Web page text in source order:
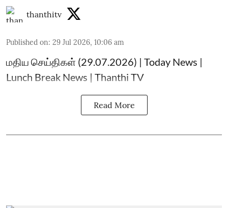
thanthitv
Published on: 29 Jul 2026, 10:06 am
மதிய செய்திகள் (29.07.2026) | Today News |
Lunch Break News | Thanthi TV
Read More